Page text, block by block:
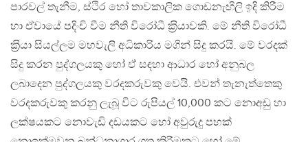
පාරවල් තැනීම, ස්ථිර හෝ තාවකාලික ගොඩනැඟිලි ඉදි කිරීම
හා ඒවායේ පදිංචි වීම නීති විරෝධී ක‍්‍රියාවකි. මේ නීති විරෝධී
ක‍්‍රියා සියල්ලම මහවැලි අධිකාරිය මගින් සිදු කරයි. මේ වරදක්
සිදු කරන පුද්ගලයකු හෝ ඒ සඳහා ආධාර හෝ අනුබල
ලබාදෙන පුද්ගලයකු වරදකරුවකු වෙයි. එවන් තැනැත්තෙකු
වරදකරුවකු කරනු ලැබූ විට රුපියල් 10,000 කට නොඅඩු හා
ලක්ෂයකට නොවැඩි දඩයකට හෝ අවුරුදු පහක්